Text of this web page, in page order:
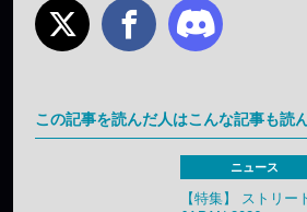
この記事を読んだ人はこんな記事も読
ニュース
【特集】 ストリ